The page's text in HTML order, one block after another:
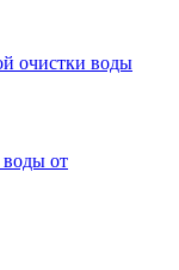
очистки воды
от